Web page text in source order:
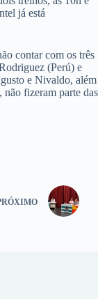
já está
contar com os três
(Perú) e
e Nivaldo, além
não fizeram parte das